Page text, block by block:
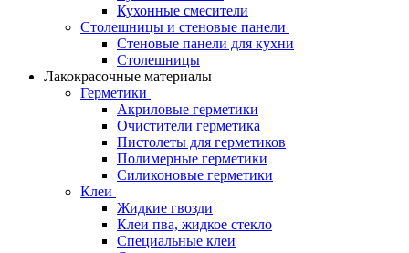
Кухонные смесители
Столешницы и стеновые панели
Стеновые панели для кухни
Столешницы
Лакокрасочные материалы
Герметики
Акриловые герметики
Очистители герметика
Пистолеты для герметиков
Полимерные герметики
Силиконовые герметики
Клеи
Жидкие гвозди
Клеи пва, жидкое стекло
Специальные клеи